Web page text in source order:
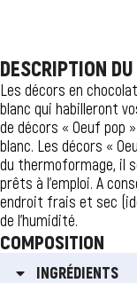
DESCRIPTION
Les décors en
blanc qui habilleront
de décors « Oeuf pop
blanc. Les décors «
du thermoformage, il
prêts à l’emploi. A
endroit frais et sec
de l’humidité.
COMPOSITION
INGRÉDIENTS